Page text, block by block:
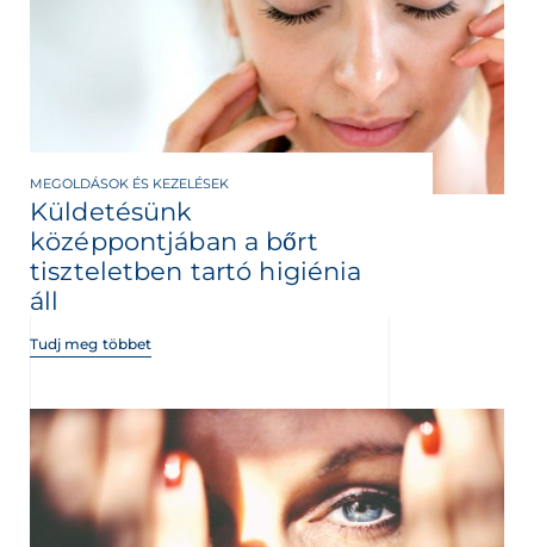
MEGOLDÁSOK ÉS KEZELÉSEK
Küldetésünk
középpontjában a bőrt
tiszteletben tartó higiénia
áll
Tudj meg többet